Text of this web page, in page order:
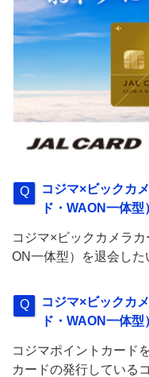
コジマ×ビックカ
ド・WAON一体型
コジマ×ビックカメラ
ON一体型）を退会した
コジマ×ビックカ
ド・WAON一体型
コジマポイントカード
カードの発行している